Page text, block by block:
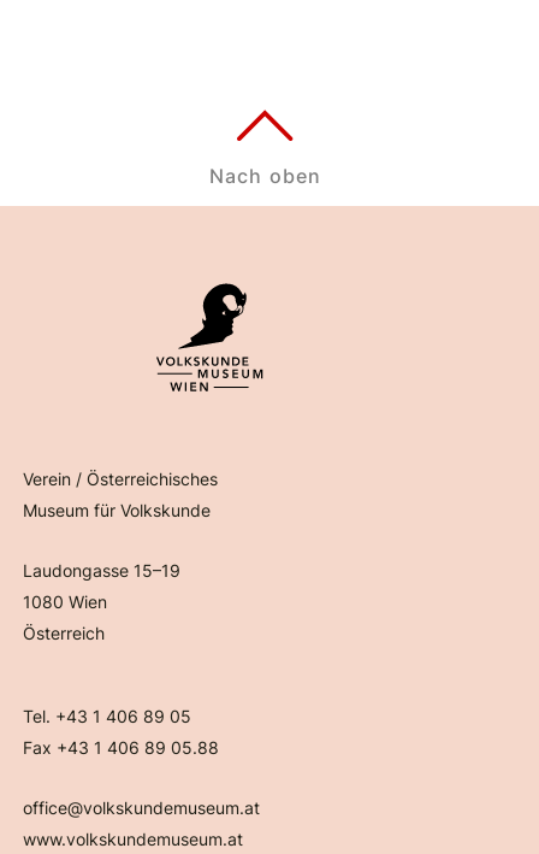
Verein / Österreichisches
Museum für Volkskunde
Laudongasse 15–19
1080 Wien
Österreich
Tel. +43 1 406 89 05
Fax +43 1 406 89 05.88
office@volkskundemuseum.at
www.volkskundemuseum.at
Nach oben